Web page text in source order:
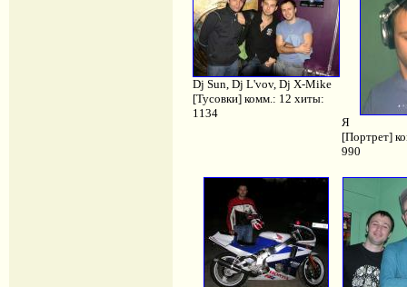
Dj Sun, Dj L'vov, Dj X-Mike
[Тусовки] комм.: 12 хиты:
1134
Я
[Портрет]
990